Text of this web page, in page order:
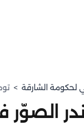
لحكومة الشارقة >
الصوّر